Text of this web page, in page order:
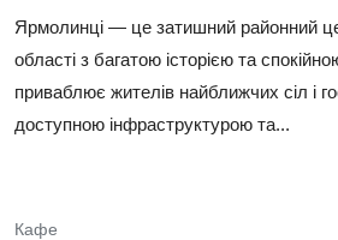
Ярмолинці — це затишний районний
області з багатою історією та
приваблює жителів найближчих сіл і
доступною інфраструктурою та...
Кафе